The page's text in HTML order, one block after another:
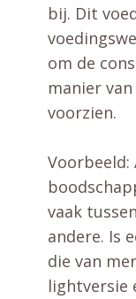
bij. Dit
om de
manier
voorzien.
Voorbeeld:
vaak
andere. Is
die van
lightversie